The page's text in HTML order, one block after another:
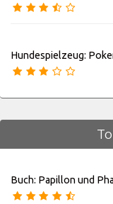
Hundespielzeug:
Buch: Papillon und